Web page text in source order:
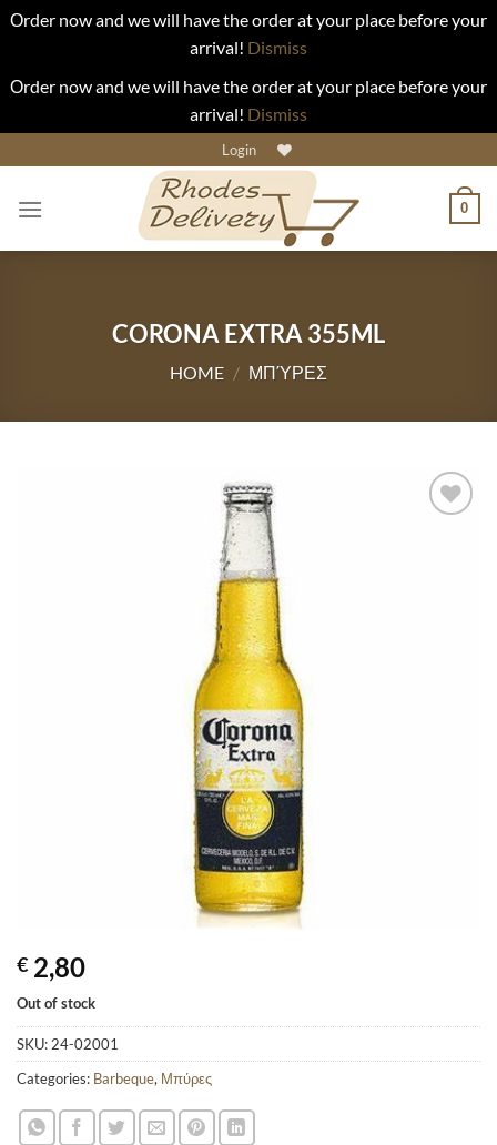
Οrder now and we will have the order at your place before your
arrival! Dismiss
Οrder now and we will have the order at your place before your
arrival! Dismiss
to
content
Login
0
CORONA EXTRA 355ML
HOME / ΜΠΎΡΕΣ
€ 2,80
Out of stock
SKU: 24-02001
Categories: Barbeque, Μπύρες